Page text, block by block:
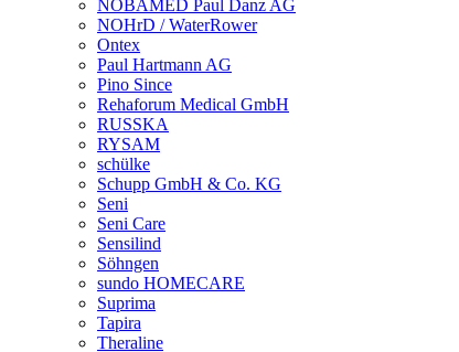
NOBAMED Paul Danz AG
NOHrD / WaterRower
Ontex
Paul Hartmann AG
Pino Since
Rehaforum Medical GmbH
RUSSKA
RYSAM
schülke
Schupp GmbH & Co. KG
Seni
Seni Care
Sensilind
Söhngen
sundo HOMECARE
Suprima
Tapira
Theraline